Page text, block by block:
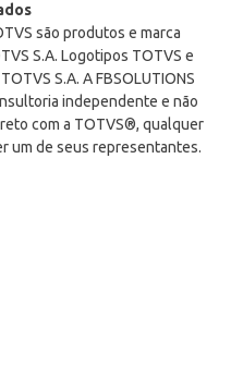
são produtos e marca
S.A. Logotipos TOTVS e
S.A. A FBSOLUTIONS
independente e não
com a TOTVS®, qualquer
um de seus representantes.